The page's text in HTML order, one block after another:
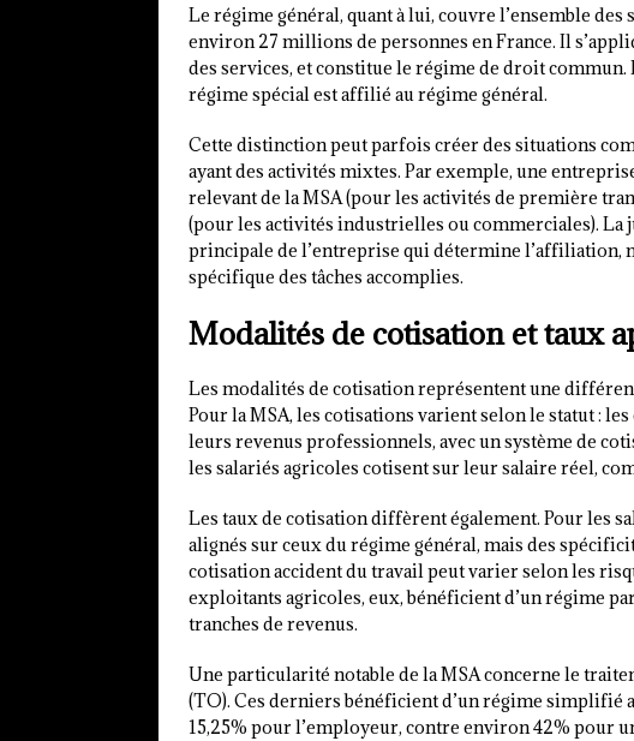
Le régime général, quant à lui, couvre l’ensemble
environ 27 millions de personnes en France. Il
des services, et constitue le régime de droit commun.
régime spécial est affilié au régime général.
Cette distinction peut parfois créer des situations
ayant des activités mixtes. Par exemple, une
relevant de la MSA (pour les activités de première
(pour les activités industrielles ou commerciales). La
principale de l’entreprise qui détermine l’affiliation,
spécifique des tâches accomplies.
Modalités de cotisation et taux
Les modalités de cotisation représentent une
Pour la MSA, les cotisations varient selon le statut :
leurs revenus professionnels, avec un système de
les salariés agricoles cotisent sur leur salaire réel,
Les taux de cotisation diffèrent également. Pour les
alignés sur ceux du régime général, mais des
cotisation accident du travail peut varier selon les
exploitants agricoles, eux, bénéficient d’un régime
tranches de revenus.
Une particularité notable de la MSA concerne le
(TO). Ces derniers bénéficient d’un régime simplifié
15,25% pour l’employeur, contre environ 42% pour